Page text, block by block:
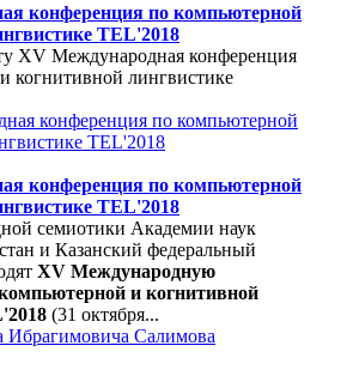
конференция по компьютерной
TEL'2018
XV Международная конференция
когнитивной лингвистике
конференция по компьютерной
TEL'2018
семиотики Академии наук
и Казанский федеральный
XV Международную
и когнитивной
(31 октября...